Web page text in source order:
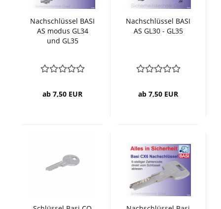
Nachschlüssel BASI
AS modus GL34
und GL35
ab 7,50 EUR
Nachschlüssel BASI
AS GL30 - GL35
ab 7,50 EUR